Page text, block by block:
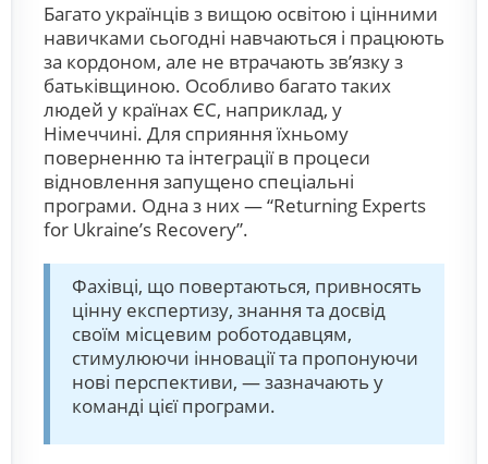
Багато українців з вищою освітою і цінними
навичками сьогодні навчаються і працюють
за кордоном, але не втрачають зв’язку з
батьківщиною. Особливо багато таких
людей у країнах ЄС, наприклад, у
Німеччині. Для сприяння їхньому
поверненню та інтеграції в процеси
відновлення запущено спеціальні
програми. Одна з них — “Returning Experts
for Ukraine’s Recovery”.
Фахівці, що повертаються, привносять
цінну експертизу, знання та досвід
своїм місцевим роботодавцям,
стимулюючи інновації та пропонуючи
нові перспективи, — зазначають у
команді цієї програми.